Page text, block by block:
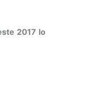
2017 lo